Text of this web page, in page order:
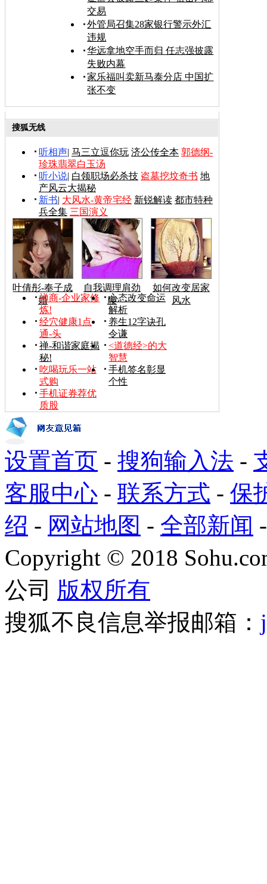
交易
外管局召集28家银行警示外汇
违规
华远拿地空手而归 任志强披露
失败内幕
家乐福叫卖新马泰分店 中国扩
张不变
搜狐无线
听相声| 马三立逗你玩 济公传全本 郭德纲-
珍珠翡翠白玉汤
听小说| 白领职场必杀技 盗墓挖坟奇书 地
产风云大揭秘
新书| 大风水-黄帝宅经 新锐解读 都市特种
兵全集 三国演义
叶倩彤-奉子成
婚
自我调理肩劲
腰
如何改变居家
风水
禅商-企业家修
炼!
心态改变命运
解析
经穴健康1点
通-头
养生12字诀孔
令谦
禅-和谐家庭揭
秘!
<道德经>的大
智慧
吃喝玩乐一站
式购
手机签名彰显
个性
手机证券荐优
质股
设置首页 - 搜狗输入法 -
客服中心 - 联系方式 - 保
绍 - 网站地图 - 全部新闻
Copyright © 2018
公司 版权所有
搜狐不良信息举报邮箱：